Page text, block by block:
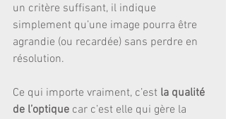
un critère suffisant, il indique
simplement qu’une image pourra être
agrandie (ou recardée) sans perdre en
résolution.
Ce qui importe vraiment, c’est la qualité
de l’optique car c’est elle qui gère la